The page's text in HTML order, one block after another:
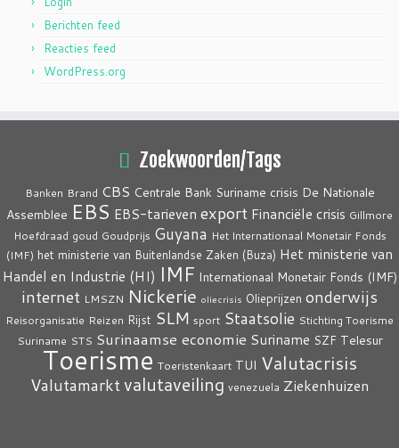
Berichten feed
Reacties feed
WordPress.org
Zoekwoorden/Tags
Banken Brand CBS Centrale Bank Suriname crisis De Nationale
Assemblee EBS EBS-tarieven export Financiële crisis Gillmore
Hoefdraad goud Goudprijs Guyana Het Internationaal Monetair Fonds
(IMF) het ministerie van Buitenlandse Zaken (Buza) Het ministerie van
Handel en Industrie (HI) IMF Internationaal Monetair Fonds (IMF)
internet LMSZN Nickerie oliecrisis Olieprijzen onderwijs
Reisorganisatie Reizen Rijst SLM sport Staatsolie Stichting Toerisme
Suriname STS Surinaamse economie Suriname SZF Telesur
Toerisme Toeristenkaart TUI Valutacrisis
Valutamarktvalutaveiling venezuela Ziekenhuizen